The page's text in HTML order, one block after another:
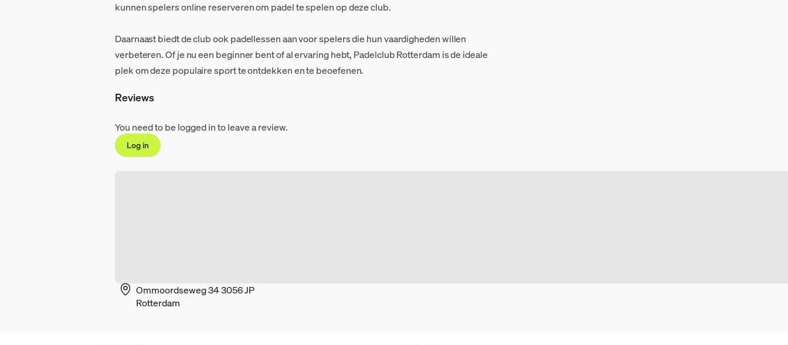
kunnen spelers online reserveren om padel te spelen op deze club.
Daarnaast biedt de club ook padellessen aan voor spelers die hun vaardigheden willen
verbeteren. Of je nu een beginner bent of al ervaring hebt, Padelclub Rotterdam is de ideale
plek om deze populaire sport te ontdekken en te beoefenen.
Reviews
You need to be logged in to leave a review.
Log in
Ommoordseweg 34 3056 JP
Rotterdam